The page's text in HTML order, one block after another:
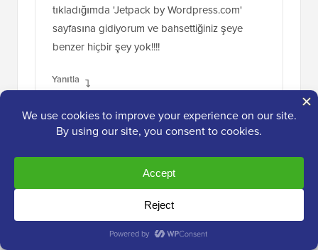
tıkladığımda 'Jetpack by Wordpress.com'
sayfasına gidiyorum ve bahsettiğiniz şeye
benzer hiçbir şey yok!!!!
Yanıtla
Network Admin Area'ya değil. Ana Sayfa